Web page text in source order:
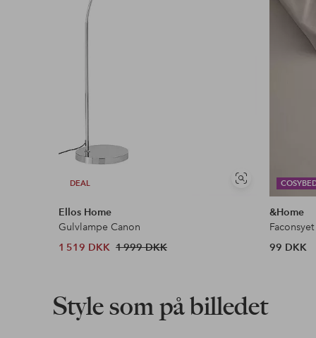
Læs mere
DEAL
Se
lignende
Ellos Home
Gulvlampe Canon
1 519 DKK 1 999 DKK
&Home
99 DKK
Style som på billedet